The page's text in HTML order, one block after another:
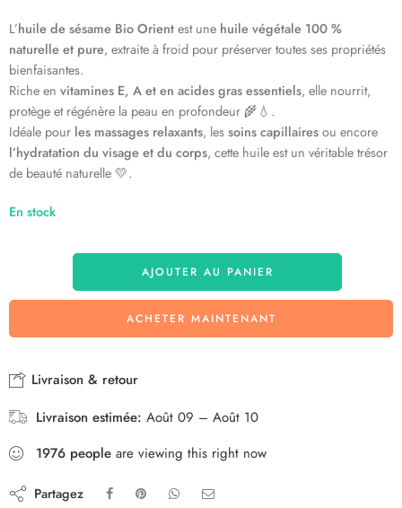
L’huile de sésame Bio Orientest une huile végétale 100 %
naturelle et pure, extraite à froid pour préserver toutes ses propriétés
bienfaisantes.
Riche en vitamines E, A et en acides gras essentiels, elle nourrit,
protège et régénère la peau en profondeur 🌾💧.
Idéale pour les massages relaxants, lessoins capillairesou encore
l’hydratation du visage et du corps, cette huile est un véritable trésor
de beauté naturelle 💛.
En stock
AJOUTER AU PANIER
ACHETER MAINTENANT
Livraison & retour
Livraison estimée: Août 09 – Août 10
1976 people are viewing this right now
Partagez